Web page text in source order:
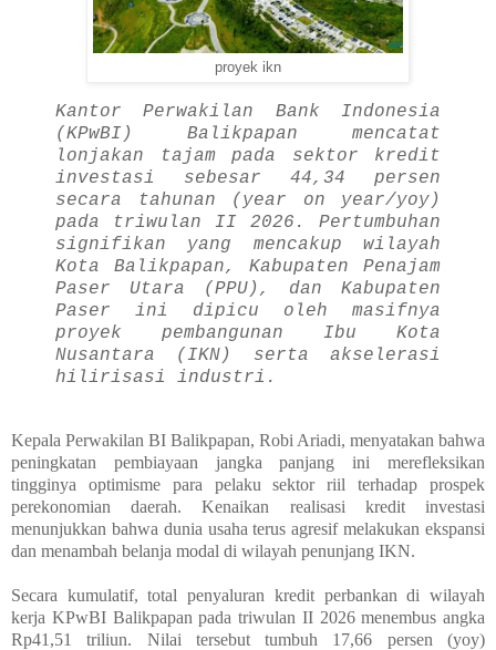
proyek ikn
Kantor Perwakilan Bank Indonesia
(KPwBI) Balikpapan mencatat
lonjakan tajam pada sektor kredit
investasi sebesar 44,34 persen
secara tahunan (year on year/yoy)
pada triwulan II 2026. Pertumbuhan
signifikan yang mencakup wilayah
Kota Balikpapan, Kabupaten Penajam
Paser Utara (PPU), dan Kabupaten
Paser ini dipicu oleh masifnya
proyek pembangunan Ibu Kota
Nusantara (IKN) serta akselerasi
hilirisasi industri.
Kepala Perwakilan BI Balikpapan, Robi Ariadi, menyatakan bahwa
peningkatan pembiayaan jangka panjang ini merefleksikan
tingginya optimisme para pelaku sektor riil terhadap prospek
perekonomian daerah. Kenaikan realisasi kredit investasi
menunjukkan bahwa dunia usaha terus agresif melakukan ekspansi
dan menambah belanja modal di wilayah penunjang IKN.
Secara kumulatif, total penyaluran kredit perbankan di wilayah
kerja KPwBI Balikpapan pada triwulan II 2026 menembus angka
Rp41,51 triliun. Nilai tersebut tumbuh 17,66 persen (yoy)